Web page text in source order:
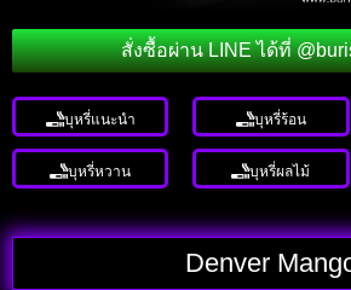
สั่งซื้อผ่าน LINE ได้ที่
บุหรี่แนะนำ
บุหรี่หวาน
บุหรี่ร้อน
บุหรี่ผลไม้
Denver